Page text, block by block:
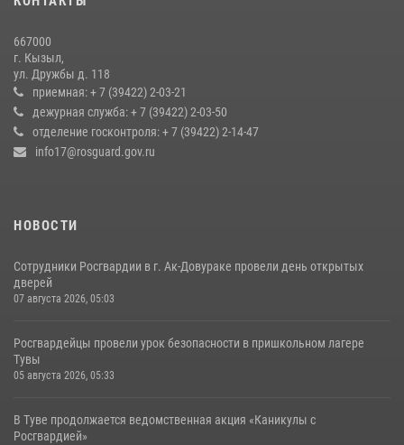
русской культуры Верховьё
Кызылчанин поблагодарил сотрудников Росгвардии за
оперативное реагирование в решении конфликтной ситуации
17 июля 2026, 07:22 1
667000
г. Кызыл,
ул. Дружбы д. 118
приемная: + 7 (39422) 2-03-21
дежурная служба: + 7 (39422) 2-03-50
отделение госконтроля: + 7 (39422) 2-14-47
info17@rosguard.gov.ru
НОВОСТИ
Сотрудники Росгвардии в г. Ак-Довураке провели день открытых
дверей
07 августа 2026, 05:03
Росгвардейцы провели урок безопасности в пришкольном лагере
Тувы
05 августа 2026, 05:33
В Туве продолжается ведомственная акция «Каникулы с
Росгвардией»